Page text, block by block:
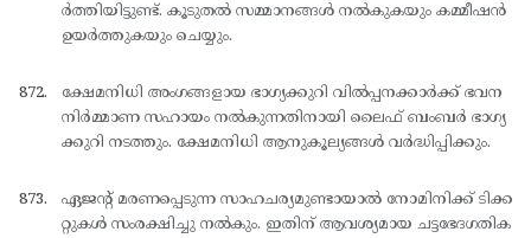
ര്‍ത്തിയിട്ടുണ്ട്. കൂടുതല്‍ സമ്മാനങ്ങള്‍ നല്‍കുകയും കമ്മീഷന്‍
ഉയര്‍ത്തുകയും ചെയ്യും.
ക്ഷേമനിധി അംഗങ്ങളായ ഭാഗ്യക്കുറി വില്‍പ്പനക്കാര്‍ക്ക് ഭവന
നിര്‍മ്മാണ സഹായം നല്‍കുന്നതിനായി ലൈഫ് ബംബര്‍ ഭാഗ്യ
ക്കുറി നടത്തും. ക്ഷേമനിധി ആനുകൂല്യങ്ങള്‍ വര്‍ദ്ധിപ്പിക്കും.
ഏജന്റ് മരണപ്പെടുന്ന സാഹചര്യമുണ്ടായാല്‍ നോമിനിക്ക് ടിക്ക
റ്റുകള്‍ സംരക്ഷിച്ചു നല്‍കും. ഇതിന് ആവശ്യമായ ചട്ടഭേദഗതിക